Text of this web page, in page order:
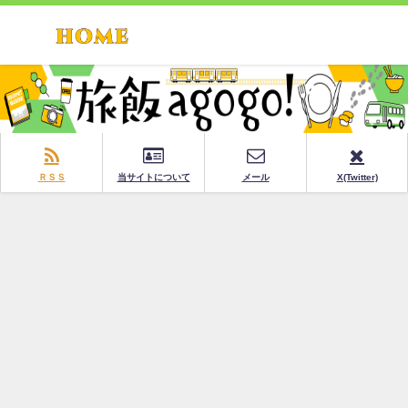
ＲＳＳ 当サイトについて メール X(Twitter)